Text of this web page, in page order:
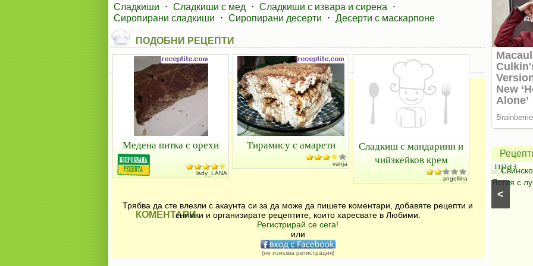
Сладкиши
⋅ Сладкиши с мед ⋅ Сладкиши с извара и сирена
⋅
Сиропирани сладкиши
⋅ Сиропирани десерти ⋅ Десерти с маскарпоне
ПОДОБНИ РЕЦЕПТИ
Медена питка с орехи
lady_LANA
Тирамису с амарети
vanja
Сладкиш с мандарини и
чийзкейков крем
angellina
КОМЕНТАРИ
Трябва да сте влезли с акаунта си за да може да пишете коментари, добавяте рецепти и
снимки и организирате рецептите, които харесвате в Любими.
Регистрирай се сега!
или
(не изисква регистрация)
<
Зелена
салата
с
авокадо
и
моцарела
Салати с моркови ⋅Салати с
Салати без месо⋅Салати с чушки
салати)
с
праз
Ястия с